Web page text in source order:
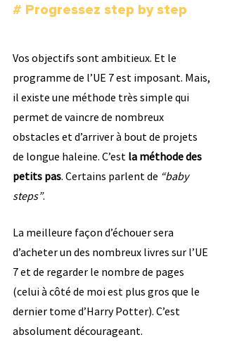
# Progressez step by step
Vos objectifs sont ambitieux. Et le
programme de l’UE 7 est imposant. Mais,
il existe une méthode très simple qui
permet de vaincre de nombreux
obstacles et d’arriver à bout de projets
de longue haleine. C’est la méthode des
petits pas. Certains parlent de “baby
steps”.
La meilleure façon d’échouer sera
d’acheter un des nombreux livres sur l’UE
7 et de regarder le nombre de pages
(celui à côté de moi est plus gros que le
dernier tome d’Harry Potter). C’est
absolument décourageant.